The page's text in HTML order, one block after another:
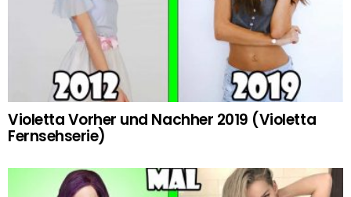
Violetta Vorher und Nachher 2019 (Violetta
Fernsehserie)